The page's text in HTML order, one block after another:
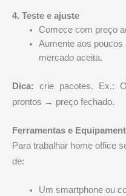
4. Teste e ajuste
Comece com preço
Aumente aos poucos
mercado aceita.
Dica: crie pacotes. Ex.:
prontos → preço fechado.
Ferramentas e
Para trabalhar home office
de:
Um smartphone ou